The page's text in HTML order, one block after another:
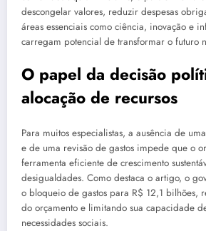
descongelar valores, reduzir despesas
áreas essenciais como ciência, inovação e
carregam potencial de transformar o futuro
O papel da decisão
alocação de recursos
Para muitos especialistas, a ausência de
e de uma revisão de gastos impede que o
ferramenta eficiente de crescimento
desigualdades. Como destaca o artigo, o
o bloqueio de gastos para R$ 12,1 bilhões,
do orçamento e limitando sua capacidade
necessidades sociais.